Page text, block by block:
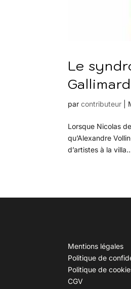
Le
parcontributeur
Lorsque Nicolas
qu’Alexandre
d’artistes à la
Mentions légales
Politique de
Politique de
CGV